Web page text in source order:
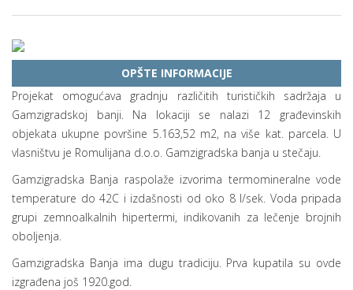
OPŠTE INFORMACIJE
Projekat omogućava gradnju različitih turističkih sadržaja u
Gamzigradskoj banji. Na lokaciji se nalazi 12 građevinskih
objekata ukupne površine 5.163,52 m2, na više kat. parcela. U
vlasništvu je Romulijana d.o.o. Gamzigradska banja u stečaju.
Gamzigradska Banja raspolaže izvorima termomineralne vode
temperature do 42C i izdašnosti od oko 8 l/sek. Voda pripada
grupi zemnoalkalnih hipertermi, indikovanih za lečenje brojnih
oboljenja.
Gamzigradska Banja ima dugu tradiciju. Prva kupatila su ovde
izgrađena još 1920.god.